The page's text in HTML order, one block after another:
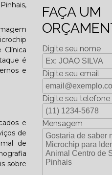
Clínica
é
e
e
de
de
sobre
FAÇA UM
Digite seu nome
Digite seu email
Digite seu telefone
Mensagem